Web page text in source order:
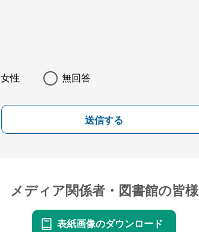
女性 無回答
送信する
メディア関係者・図書館の皆様
表紙画像のダウンロード